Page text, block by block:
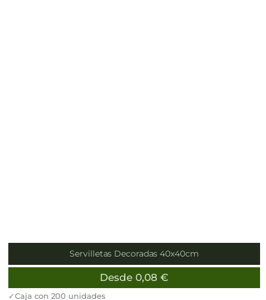
Servilletas Decoradas 40x40cm
Desde 0,08 €
✓Caja con 200 unidades